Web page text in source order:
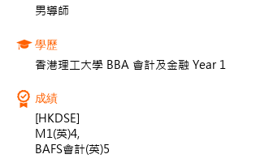
男導師
學歷
香港理工大學 BBA 會計及金融 Year 1
成績
[HKDSE]
M1(英)4,
BAFS會計(英)5